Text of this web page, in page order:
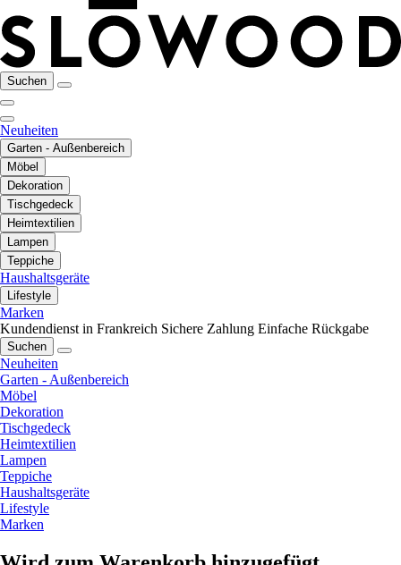
Suchen
Neuheiten
Garten - Außenbereich
Möbel
Dekoration
Tischgedeck
Heimtextilien
Lampen
Teppiche
Haushaltsgeräte
Lifestyle
Marken
Kundendienst in Frankreich Sichere Zahlung Einfache Rückgabe
Suchen
Neuheiten
Garten - Außenbereich
Möbel
Dekoration
Tischgedeck
Heimtextilien
Lampen
Teppiche
Haushaltsgeräte
Lifestyle
Marken